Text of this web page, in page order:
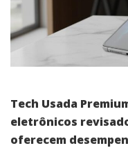
Tech Usada
eletrônicos
oferecem